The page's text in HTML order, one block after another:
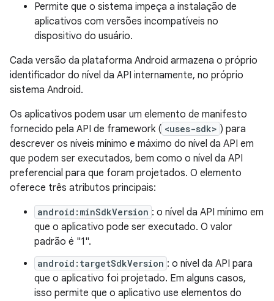
Permite que o sistema impeça a instalação de
aplicativos com versões incompatíveis no
dispositivo do usuário.
Cada versão da plataforma Android armazena o próprio
identificador do nível da API internamente, no próprio
sistema Android.
Os aplicativos podem usar um elemento de manifesto
fornecido pela API de framework ( <uses-sdk> ) para
descrever os níveis mínimo e máximo do nível da API em
que podem ser executados, bem como o nível da API
preferencial para que foram projetados. O elemento
oferece três atributos principais:
android:minSdkVersion : o nível da API mínimo em
que o aplicativo pode ser executado. O valor
padrão é "1".
android:targetSdkVersion : o nível da API para
que o aplicativo foi projetado. Em alguns casos,
isso permite que o aplicativo use elementos do